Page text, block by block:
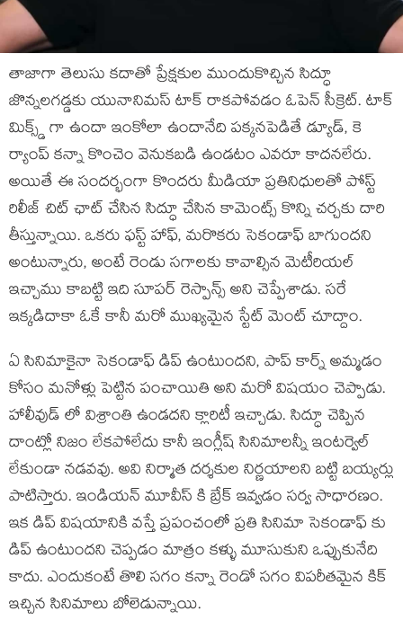
తాజాగా తెలుసు కదాతో ప్రేక్షకుల ముందుకొచ్చిన సిద్ధూ
జొన్నలగడ్డకు యునానిమస్ టాక్ రాకపోవడం ఓపెన్ సీక్రెట్. టాక్
మిక్స్డ్ గా ఉందా ఇంకోలా ఉందానేది పక్కనపెడితే డ్యూడ్, కె
ర్యాంప్ కన్నా కొంచెం వెనుకబడి ఉండటం ఎవరూ కాదనలేరు.
అయితే ఈ సందర్భంగా కొందరు మీడియా ప్రతినిధులతో పోస్ట్
రిలీజ్ చిట్ ఛాట్ చేసిన సిద్ధూ చేసిన కామెంట్స్ కొన్ని చర్చకు దారి
తీస్తున్నాయి. ఒకరు ఫస్ట్ హాఫ్, మరొకరు సెకండాఫ్ బాగుందని
అంటున్నారు, అంటే రెండు సగాలకు కావాల్సిన మెటీరియల్
ఇచ్చాము కాబట్టి ఇది సూపర్ రెస్పాన్స్ అని చెప్పేశాడు. సరే
ఇక్కడిదాకా ఓకే కానీ మరో ముఖ్యమైన స్టేట్ మెంట్ చూద్దాం.
ఏ సినిమాకైనా సెకండాఫ్ డిప్ ఉంటుందని, పాప్ కార్న్ అమ్మడం
కోసం మనోళ్లు పెట్టిన పంచాయితి అని మరో విషయం చెప్పాడు.
హాలీవుడ్ లో విశ్రాంతి ఉండదని క్లారిటీ ఇచ్చాడు. సిద్ధూ చెప్పిన
దాంట్లో నిజం లేకపోలేదు కానీ ఇంగ్లీష్ సినిమాలన్నీ ఇంటర్వెల్
లేకుండా నడవవు. అవి నిర్మాత దర్శకుల నిర్ణయాలని బట్టి బయ్యర్లు
పాటిస్తారు. ఇండియన్ మూవీస్ కి బ్రేక్ ఇవ్వడం సర్వ సాధారణం.
ఇక డిప్ విషయానికి వస్తే ప్రపంచంలో ప్రతి సినిమా సెకండాఫ్ కు
డిప్ ఉంటుందని చెప్పడం మాత్రం కళ్ళు మూసుకుని ఒప్పుకునేది
కాదు. ఎందుకంటే తొలి సగం కన్నా రెండో సగం విపరీతమైన కిక్
ఇచ్చిన సినిమాలు బోలెడున్నాయి.